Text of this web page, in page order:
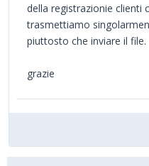
della registrazionie clienti
trasmettiamo
piuttosto che inviare il file.
grazie